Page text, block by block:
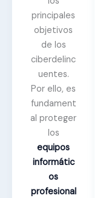
principales
objetivos
de los
ciberdelinc
uentes.
Por ello, es
fundament
al proteger
los
equipos
informátic
os
profesional